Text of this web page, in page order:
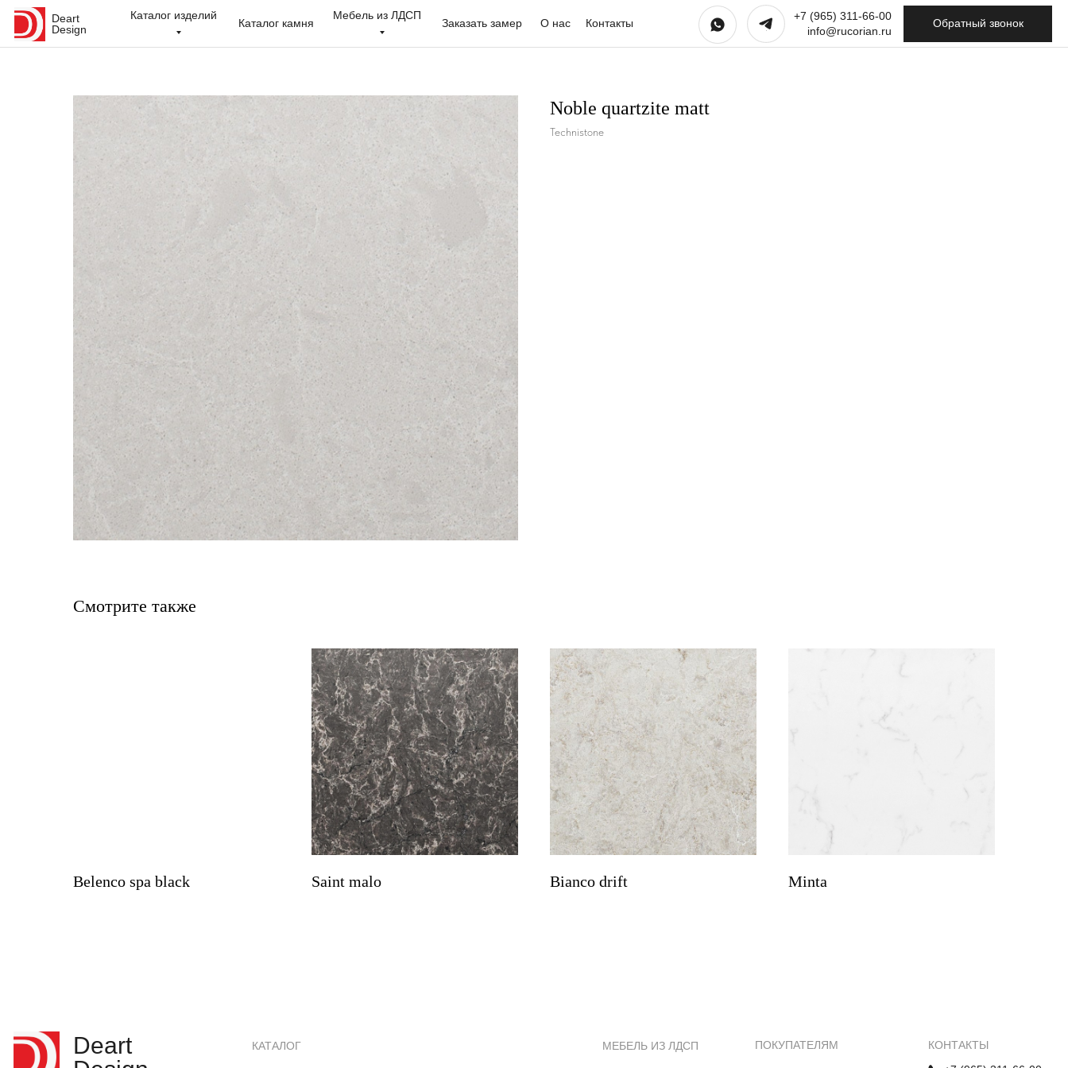
Deart
Design
О нас
Каталог изделий
Заказать замер Контакты
Мебель из ЛДСП
Каталог камня Обратный звонок
+7 (965) 311-66-00
info@rucorian.ru
Noble quartzite matt
Technistone
Смотрите также
Belenco spa black Saint malo Bianco drift Minta
КОНТАКТЫ
Deart
КАТАЛОГ ПОКУПАТЕЛЯМ
МЕБЕЛЬ ИЗ ЛДСП